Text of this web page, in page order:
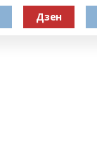
Дзен